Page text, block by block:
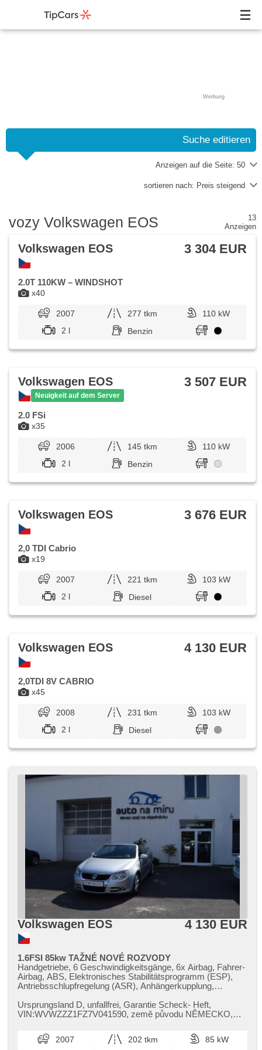
Werbung
Suche editieren
Anzeigen auf die Seite: 50
sortieren nach: Preis steigend
vozy Volkswagen EOS
13
Anzeigen
x40
Volkswagen EOS 3 304 EUR
2.0T 110KW – WINDSHOT
2007 277 tkm
110 kW
2 l
Benzin
x35
Volkswagen EOS
Neuigkeit auf dem Server
3 507 EUR
2.0 FSi
2006 145 tkm
110 kW
2 l
Benzin
x19
Volkswagen EOS 3 676 EUR
2,0 TDI Cabrio
2007 221 tkm
103 kW
2 l
Diesel
x45
Volkswagen EOS 4 130 EUR
2,0TDI 8V CABRIO
2008 231 tkm
103 kW
2 l
Diesel
Volkswagen EOS 4 130 EUR
1.6FSI 85kw TAŽNÉ NOVÉ ROZVODY
Handgetriebe, 6 Geschwindigkeitsgänge, 6x Airbag, Fahrer-
Airbag, ABS, Elektronisches Stabilitätsprogramm (ESP),
Antriebsschlupfregelung (ASR), Anhängerkupplung,
Alufelgen, erfüllt 'EURO IV', Bordcomputer,
Scheibenwischersensor, Lenkrad einstellbar,
Vorderscheiben, El. Dachfenster, El. Spiegel,
Wegfahrsperre, Zentralverriegelung mit Funkfernbedienung,
Ursprungsland D,​ unfallfrei,​ Garantie Scheck​- Heft,​
VIN:WVWZZZ1FZ7V041590,​ země původu NĚMECKO,​
2007 202 tkm
85 kW